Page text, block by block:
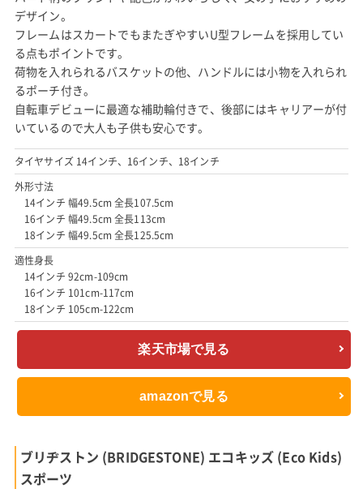
デザイン。
フレームはスカートでもまたぎやすいU型フレームを採用してい
る点もポイントです。
荷物を入れられるバスケットの他、ハンドルには小物を入れられ
るポーチ付き。
自転車デビューに最適な補助輪付きで、後部にはキャリアーが付
いているので大人も子供も安心です。
タイヤサイズ 14インチ、16インチ、18インチ
外形寸法
14インチ 幅49.5cm 全長107.5cm
16インチ 幅49.5cm 全長113cm
18インチ 幅49.5cm 全長125.5cm
適性身長
14インチ 92cm-109cm
16インチ 101cm-117cm
18インチ 105cm-122cm
楽天市場で見る
amazonで見る
ブリヂストン (BRIDGESTONE) エコキッズ (Eco Kids)
スポーツ